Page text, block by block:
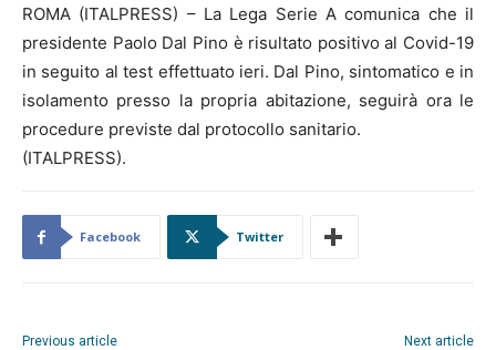
ROMA (ITALPRESS) – La Lega Serie A comunica che il
presidente Paolo Dal Pino è risultato positivo al Covid-19
in seguito al test effettuato ieri. Dal Pino, sintomatico e in
isolamento presso la propria abitazione, seguirà ora le
procedure previste dal protocollo sanitario.
(ITALPRESS).
Facebook Twitter
Previous article Next article